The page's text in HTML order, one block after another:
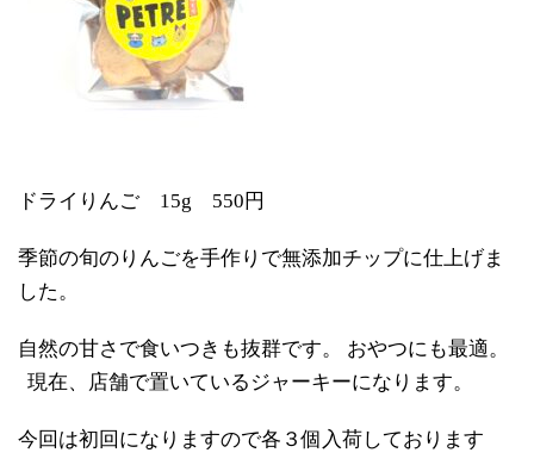
ドライりんご 15g 550円
季節の旬のりんごを手作りで無添加チップに仕上げま
した。
自然の甘さで食いつきも抜群です。 おやつにも最適。
現在、店舗で置いているジャーキーになります。
今回は初回になりますので各３個入荷しております